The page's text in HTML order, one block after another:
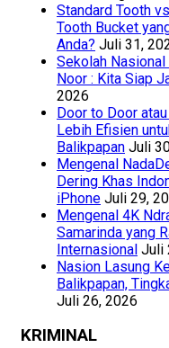
Standard Tooth
Tooth Bucket
Anda? Juli 31,
Sekolah
Noor : Kita Siap
2026
Door to Door
Lebih Efisien
Balikpapan Juli
Mengenal
Dering Khas
iPhone Juli 29,
Mengenal 4K
Samarinda yang
Internasional Juli
Nasion Lasung
Balikpapan,
Juli 26, 2026
KRIMINAL